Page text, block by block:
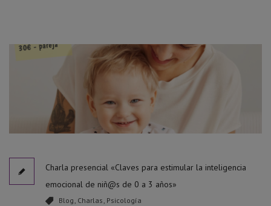
Charla presencial «Claves para estimular la inteligencia
emocional de niñ@s de 0 a 3 años»
Blog Charlas Psicología